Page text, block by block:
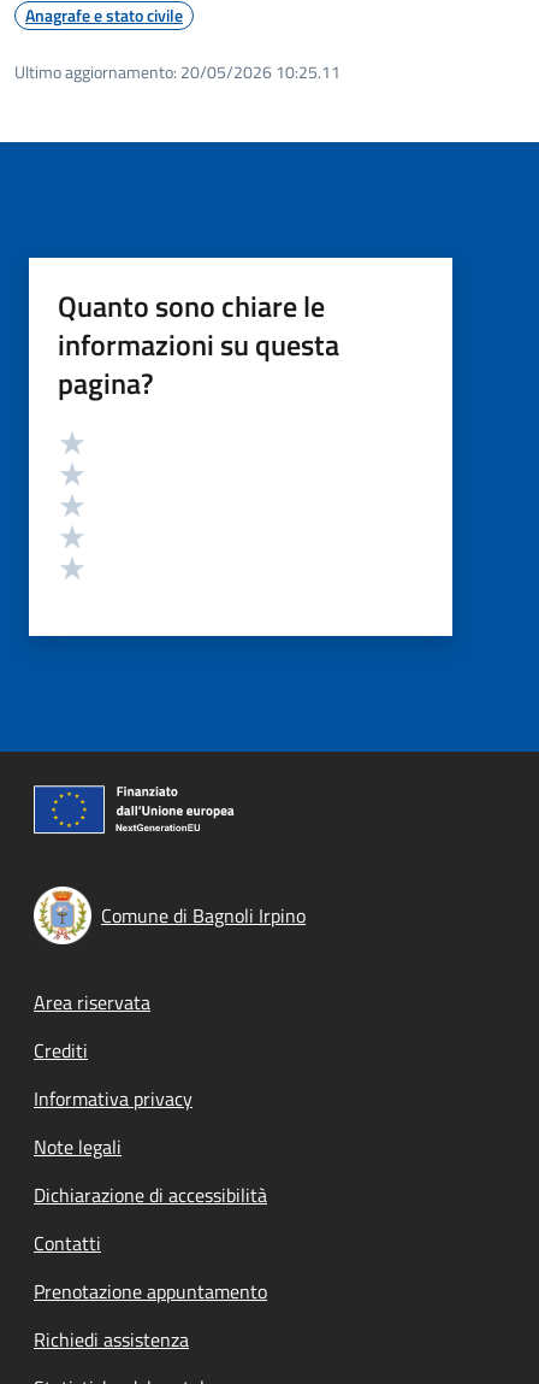
Anagrafe e stato civile
Ultimo aggiornamento: 20/05/2026 10:25.11
Quanto sono chiare le
informazioni su questa
pagina?
Valutazione
Comune di Bagnoli Irpino
Footer menu
Area riservata
Crediti
Informativa privacy
Note legali
Dichiarazione di accessibilità
Contatti
Prenotazione appuntamento
Richiedi assistenza